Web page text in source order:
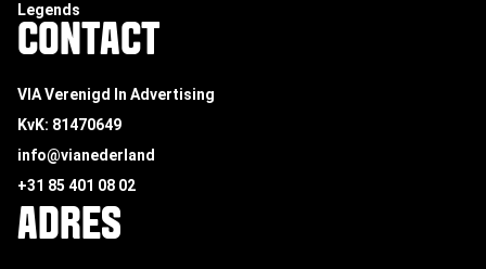
Legends
CONTACT
VIA Verenigd In Advertising
KvK: 81470649
info@vianederland
+31 85 401 08 02
ADRES